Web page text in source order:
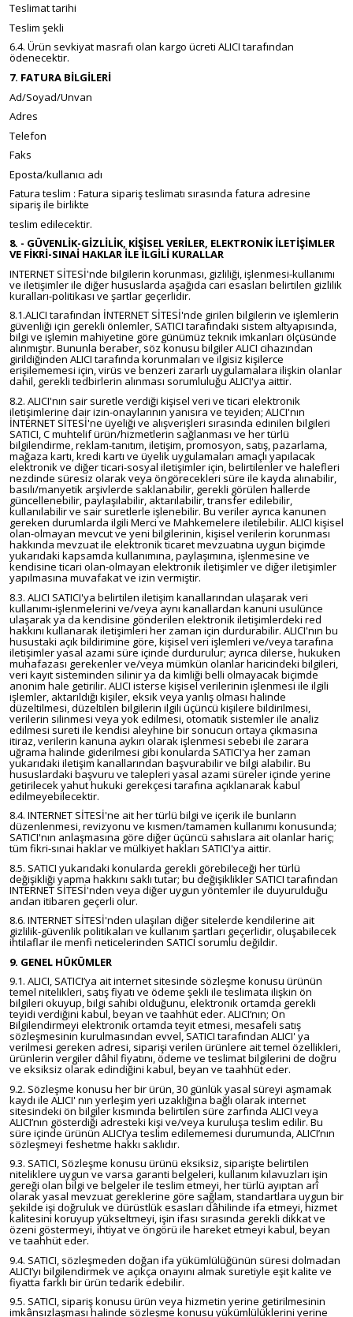
Teslimat tarihi
Teslim şekli
6.4. Ürün sevkiyat masrafı olan kargo ücreti ALICI tarafından
ödenecektir.
7. FATURA BİLGİLERİ
Ad/Soyad/Unvan
Adres
Telefon
Faks
Eposta/kullanıcı adı
Fatura teslim : Fatura sipariş teslimatı sırasında fatura adresine
sipariş ile birlikte
teslim edilecektir.
8. - GÜVENLİK-GİZLİLİK, KİŞİSEL VERİLER, ELEKTRONİK İLETİŞİMLER
VE FİKRİ-SINAİ HAKLAR İLE İLGİLİ KURALLAR
INTERNET SİTESİ'nde bilgilerin korunması, gizliliği, işlenmesi-kullanımı
ve iletişimler ile diğer hususlarda aşağıda cari esasları belirtilen gizlilik
kuralları-politikası ve şartlar geçerlidir.
8.1.ALICI tarafından İNTERNET SİTESİ'nde girilen bilgilerin ve işlemlerin
güvenliği için gerekli önlemler, SATICI tarafındaki sistem altyapısında,
bilgi ve işlemin mahiyetine göre günümüz teknik imkanları ölçüsünde
alınmıştır. Bununla beraber, söz konusu bilgiler ALICI cihazından
girildiğinden ALICI tarafında korunmaları ve ilgisiz kişilerce
erişilememesi için, virüs ve benzeri zararlı uygulamalara ilişkin olanlar
dahil, gerekli tedbirlerin alınması sorumluluğu ALICI'ya aittir.
8.2. ALICI'nın sair suretle verdiği kişisel veri ve ticari elektronik
iletişimlerine dair izin-onaylarının yanısıra ve teyiden; ALICI'nın
İNTERNET SİTESİ'ne üyeliği ve alışverişleri sırasında edinilen bilgileri
SATICI, C muhtelif ürün/hizmetlerin sağlanması ve her türlü
bilgilendirme, reklam-tanıtım, iletişim, promosyon, satış, pazarlama,
mağaza kartı, kredi kartı ve üyelik uygulamaları amaçlı yapılacak
elektronik ve diğer ticari-sosyal iletişimler için, belirtilenler ve halefleri
nezdinde süresiz olarak veya öngörecekleri süre ile kayda alınabilir,
basılı/manyetik arşivlerde saklanabilir, gerekli görülen hallerde
güncellenebilir, paylaşılabilir, aktarılabilir, transfer edilebilir,
kullanılabilir ve sair suretlerle işlenebilir. Bu veriler ayrıca kanunen
gereken durumlarda ilgili Merci ve Mahkemelere iletilebilir. ALICI kişisel
olan-olmayan mevcut ve yeni bilgilerinin, kişisel verilerin korunması
hakkında mevzuat ile elektronik ticaret mevzuatına uygun biçimde
yukarıdaki kapsamda kullanımına, paylaşımına, işlenmesine ve
kendisine ticari olan-olmayan elektronik iletişimler ve diğer iletişimler
yapılmasına muvafakat ve izin vermiştir.
8.3. ALICI SATICI'ya belirtilen iletişim kanallarından ulaşarak veri
kullanımı-işlenmelerini ve/veya aynı kanallardan kanuni usulünce
ulaşarak ya da kendisine gönderilen elektronik iletişimlerdeki red
hakkını kullanarak iletişimleri her zaman için durdurabilir. ALICI'nın bu
husustaki açık bildirimine göre, kişisel veri işlemleri ve/veya tarafına
iletişimler yasal azami süre içinde durdurulur; ayrıca dilerse, hukuken
muhafazası gerekenler ve/veya mümkün olanlar haricindeki bilgileri,
veri kayıt sisteminden silinir ya da kimliği belli olmayacak biçimde
anonim hale getirilir. ALICI isterse kişisel verilerinin işlenmesi ile ilgili
işlemler, aktarıldığı kişiler, eksik veya yanlış olması halinde
düzeltilmesi, düzeltilen bilgilerin ilgili üçüncü kişilere bildirilmesi,
verilerin silinmesi veya yok edilmesi, otomatik sistemler ile analiz
edilmesi sureti ile kendisi aleyhine bir sonucun ortaya çıkmasına
itiraz, verilerin kanuna aykırı olarak işlenmesi sebebi ile zarara
uğrama halinde giderilmesi gibi konularda SATICI'ya her zaman
yukarıdaki iletişim kanallarından başvurabilir ve bilgi alabilir. Bu
hususlardaki başvuru ve talepleri yasal azami süreler içinde yerine
getirilecek yahut hukuki gerekçesi tarafına açıklanarak kabul
edilmeyebilecektir.
8.4. INTERNET SİTESİ'ne ait her türlü bilgi ve içerik ile bunların
düzenlenmesi, revizyonu ve kısmen/tamamen kullanımı konusunda;
SATICI'nın anlaşmasına göre diğer üçüncü sahıslara ait olanlar hariç;
tüm fikri-sınai haklar ve mülkiyet hakları SATICI'ya aittir.
8.5. SATICI yukarıdaki konularda gerekli görebileceği her türlü
değişikliği yapma hakkını saklı tutar; bu değişiklikler SATICI tarafından
INTERNET SİTESİ'nden veya diğer uygun yöntemler ile duyurulduğu
andan itibaren geçerli olur.
8.6. INTERNET SİTESİ'nden ulaşılan diğer sitelerde kendilerine ait
gizlilik-güvenlik politikaları ve kullanım şartları geçerlidir, oluşabilecek
ihtilaflar ile menfi neticelerinden SATICI sorumlu değildir.
9. GENEL HÜKÜMLER
9.1. ALICI, SATICI’ya ait internet sitesinde sözleşme konusu ürünün
temel nitelikleri, satış fiyatı ve ödeme şekli ile teslimata ilişkin ön
bilgileri okuyup, bilgi sahibi olduğunu, elektronik ortamda gerekli
teyidi verdiğini kabul, beyan ve taahhüt eder. ALICI’nın; Ön
Bilgilendirmeyi elektronik ortamda teyit etmesi, mesafeli satış
sözleşmesinin kurulmasından evvel, SATICI tarafından ALICI' ya
verilmesi gereken adresi, siparişi verilen ürünlere ait temel özellikleri,
ürünlerin vergiler dâhil fiyatını, ödeme ve teslimat bilgilerini de doğru
ve eksiksiz olarak edindiğini kabul, beyan ve taahhüt eder.
9.2. Sözleşme konusu her bir ürün, 30 günlük yasal süreyi aşmamak
kaydı ile ALICI' nın yerleşim yeri uzaklığına bağlı olarak internet
sitesindeki ön bilgiler kısmında belirtilen süre zarfında ALICI veya
ALICI’nın gösterdiği adresteki kişi ve/veya kuruluşa teslim edilir. Bu
süre içinde ürünün ALICI’ya teslim edilememesi durumunda, ALICI’nın
sözleşmeyi feshetme hakkı saklıdır.
9.3. SATICI, Sözleşme konusu ürünü eksiksiz, siparişte belirtilen
niteliklere uygun ve varsa garanti belgeleri, kullanım kılavuzları işin
gereği olan bilgi ve belgeler ile teslim etmeyi, her türlü ayıptan arî
olarak yasal mevzuat gereklerine göre sağlam, standartlara uygun bir
şekilde işi doğruluk ve dürüstlük esasları dâhilinde ifa etmeyi, hizmet
kalitesini koruyup yükseltmeyi, işin ifası sırasında gerekli dikkat ve
özeni göstermeyi, ihtiyat ve öngörü ile hareket etmeyi kabul, beyan
ve taahhüt eder.
9.4. SATICI, sözleşmeden doğan ifa yükümlülüğünün süresi dolmadan
ALICI’yı bilgilendirmek ve açıkça onayını almak suretiyle eşit kalite ve
fiyatta farklı bir ürün tedarik edebilir.
9.5. SATICI, sipariş konusu ürün veya hizmetin yerine getirilmesinin
imkânsızlaşması halinde sözleşme konusu yükümlülüklerini yerine